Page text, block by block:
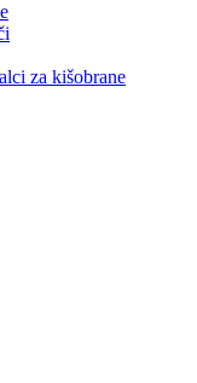
za kišobrane